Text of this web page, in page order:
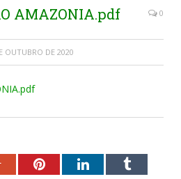
AMAZONIA.pdf 0
OUTUBRO DE 2020
Google+PinterestLinkedInTumblr